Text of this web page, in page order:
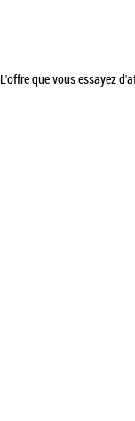
L'offre que vous essayez